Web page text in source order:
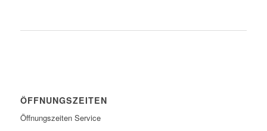
ÖFFNUNGSZEITEN
Öffnungszeiten Service